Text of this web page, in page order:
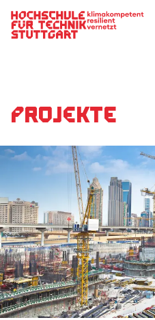
Hauptnavigation
Projekte